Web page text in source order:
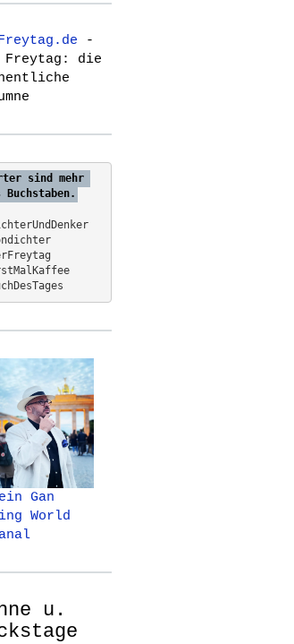
-
Freytag: die
sind mehr
Buchstaben.
Gan
World
u.